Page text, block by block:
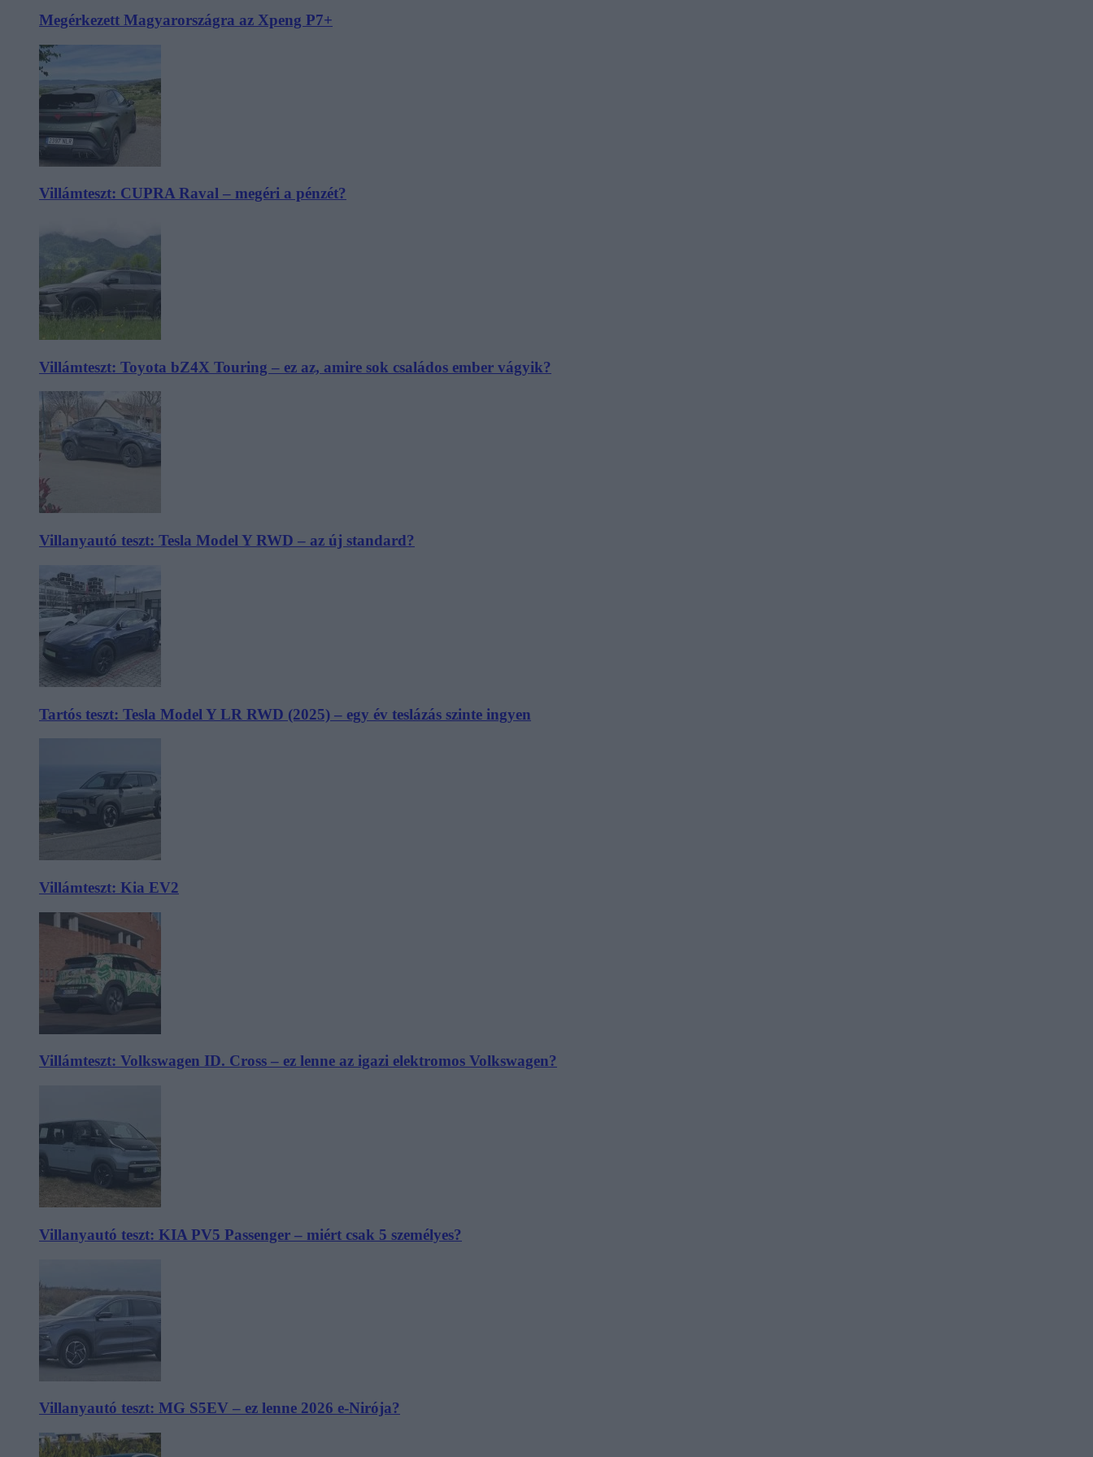
Megérkezett Magyarországra az Xpeng P7+
Villámteszt: CUPRA Raval – megéri a pénzét?
Villámteszt: Toyota bZ4X Touring – ez az, amire sok családos ember vágyik?
Villanyautó teszt: Tesla Model Y RWD – az új standard?
Tartós teszt: Tesla Model Y LR RWD (2025) – egy év teslázás szinte ingyen
Villámteszt: Kia EV2
Villámteszt: Volkswagen ID. Cross – ez lenne az igazi elektromos Volkswagen?
Villanyautó teszt: KIA PV5 Passenger – miért csak 5 személyes?
Villanyautó teszt: MG S5EV – ez lenne 2026 e-Nirója?